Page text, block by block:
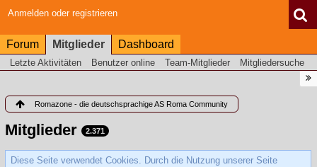
Anmelden oder registrieren
Forum Mitglieder Dashboard
Letzte Aktivitäten Benutzer online Team-Mitglieder Mitgliedersuche
Romazone - die deutschsprachige AS Roma Community
Mitglieder 2.371
Diese Seite verwendet Cookies. Durch die Nutzung unserer Seite